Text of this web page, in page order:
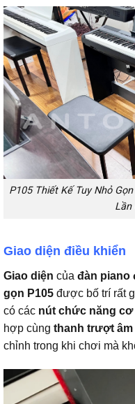
P105 Thiết Kế Tuy Nhỏ
Lần
Giao diện điều khiển
Giao diện của đàn piano
gọn P105 được bố trí rất
có các nút chức năng cơ
hợp cùng thanh trượt
chỉnh trong khi chơi mà